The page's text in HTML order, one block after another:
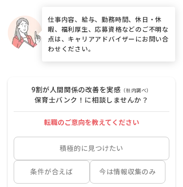
仕事内容、給与、勤務時間、休日・休
暇、福利厚生、応募資格などのご不明な
点は、キャリアアドバイザーにお問い合
わせください。
9割が人間関係の改善を実感 （社内調べ）
保育士バンク！に相談しませんか？
転職のご意向を教えてください
積極的に見つけたい
条件が合えば 今は情報収集のみ